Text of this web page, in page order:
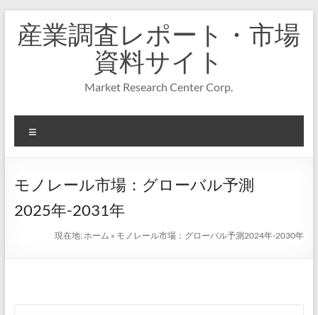
キ
プ
産業調査レポート・市場
資料サイト
Market Research Center Corp.
ニ
ー
モノレール市場：グローバル予測
2025年-2031年
現在地:ホーム » モノレール市場：グローバル予測2024年-2030年